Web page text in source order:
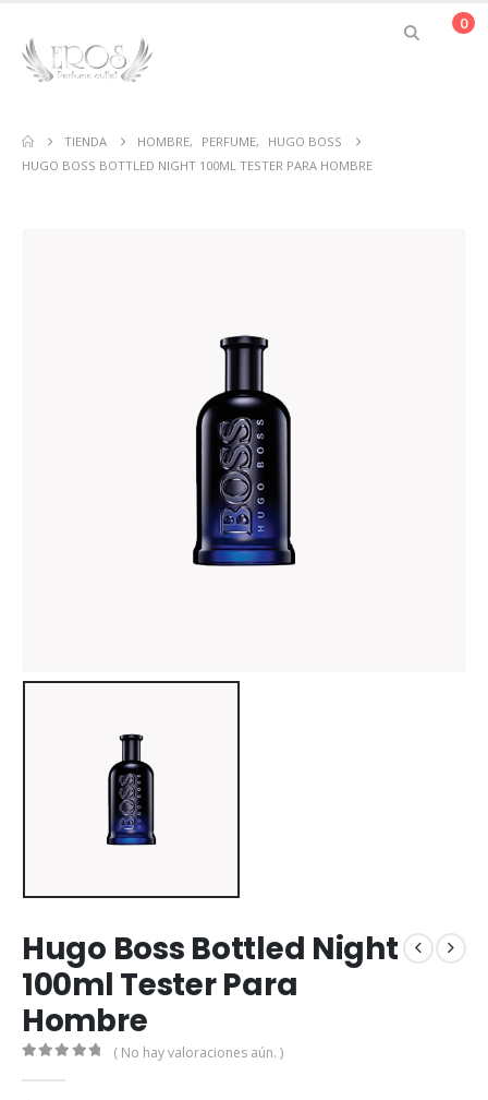
0
TIENDA HOMBRE, PERFUME,
HUGO BOSS
HUGO BOSS BOTTLED NIGHT 100ML TESTER PARA HOMBRE
Hugo Boss Bottled Night
100ml Tester Para
Hombre
( No hay valoraciones aún. )